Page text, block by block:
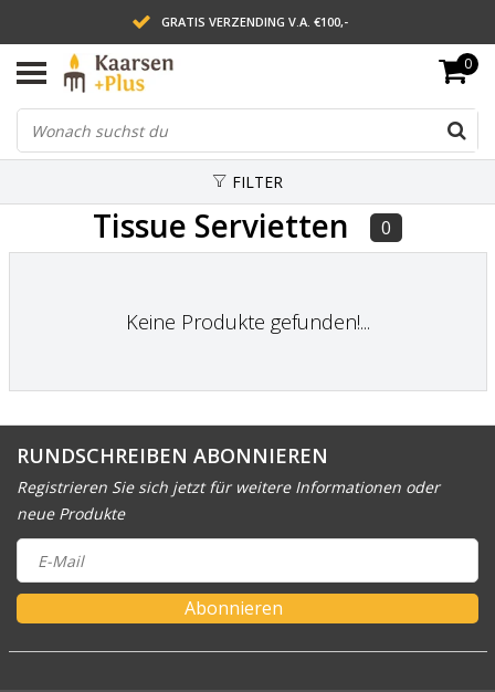
GRATIS VERZENDING V.A. €100,-
LEVERING BINNEN 2 WERKDAGEN
ACHTERAF BETALEN VIA AFTERPAY
0
FILTER
Tissue Servietten 0
Keine Produkte gefunden!...
RUNDSCHREIBEN ABONNIEREN
Registrieren Sie sich jetzt für weitere Informationen oder
neue Produkte
Abonnieren